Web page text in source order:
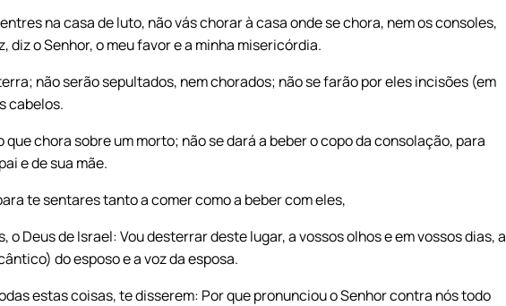
na casa de luto, não vás chorar à casa onde se chora, nem os consoles,
diz o Senhor, o meu favor e a minha misericórdia.
não serão sepultados, nem chorados; não se farão por eles incisões (em
cabelos.
chora sobre um morto; não se dará a beber o copo da consolação, para
e de sua mãe.
te sentares tanto a comer como a beber com eles,
Deus de Israel: Vou desterrar deste lugar, a vossos olhos e em vossos dias, a
do esposo e a voz da esposa.
estas coisas, te disserem: Por que pronunciou o Senhor contra nós todo